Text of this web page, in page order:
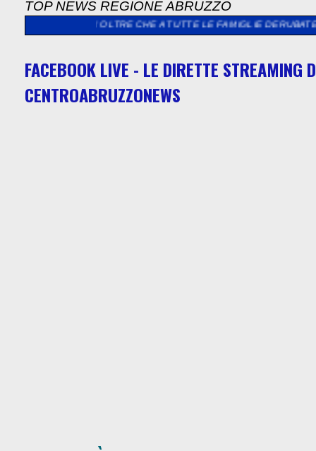
TOP NEWS REGIONE ABRUZZO
OLTRE CHE A TUTTE LE FAMIGLIE DERUBATE E LANCIA LA
FACEBOOK LIVE - LE DIRETTE STREAMING
CENTROABRUZZONEWS